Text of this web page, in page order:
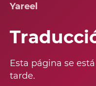
Yareel
Esta página se
tarde.